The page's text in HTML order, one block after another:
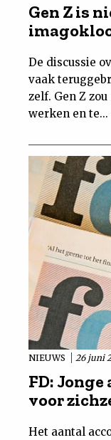
Gen Z is
De discussie
vaak
zelf. Gen Z
werken en te...
NIEUWS 26 juni
FD:
voor
Het aantal